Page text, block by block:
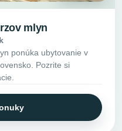
mlyn
ponúka ubytovanie v
Pozrite si